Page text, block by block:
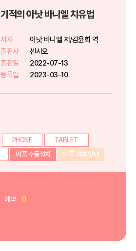
기적의 아낫 바니엘 치유법
저자
아낫 바니엘 저/김윤희 역
출판사
센시오
출판일
2022-07-13
등록일
2023-03-10
PHONE
TABLET
어플 수동설치 어플 설치 안내
예약 0